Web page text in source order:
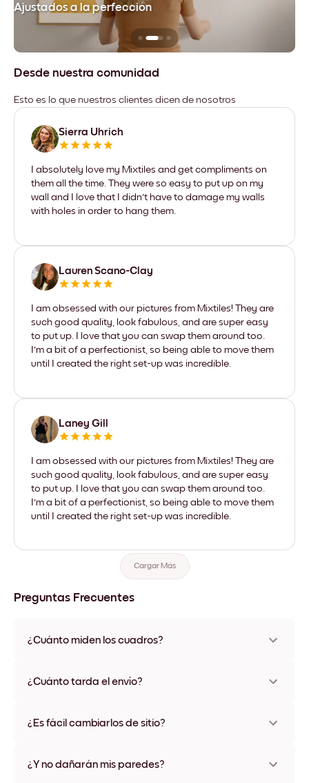
Ajustados a la perfección
Desde nuestra comunidad
Esto es lo que nuestros clientes dicen de nosotros
Sierra Uhrich
I absolutely love my Mixtiles and get compliments on
them all the time. They were so easy to put up on my
wall and I love that I didn't have to damage my walls
with holes in order to hang them.
Lauren Scano-Clay
I am obsessed with our pictures from Mixtiles! They are
such good quality, look fabulous, and are super easy
to put up. I love that you can swap them around too.
I'm a bit of a perfectionist, so being able to move them
until I created the right set-up was incredible.
Laney Gill
I am obsessed with our pictures from Mixtiles! They are
such good quality, look fabulous, and are super easy
to put up. I love that you can swap them around too.
I'm a bit of a perfectionist, so being able to move them
until I created the right set-up was incredible.
Cargar Más
Preguntas Frecuentes
¿Cuánto miden los cuadros?
varios materiales y colores de marco, incluidas opciones sin
¿Cuánto tarda el envío?
disponibles en algunos países. Te enviaremos un número de
¿Es fácil cambiarlos de sitio?
ningún daño
¿Y no dañarán mis paredes?